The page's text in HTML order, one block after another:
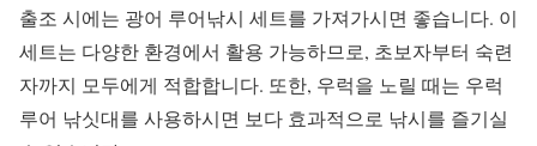
출조 시에는 광어 루어낚시 세트를 가져가시면 좋습니다. 이
세트는 다양한 환경에서 활용 가능하므로, 초보자부터 숙련
자까지 모두에게 적합합니다. 또한, 우럭을 노릴 때는 우럭
루어 낚싯대를 사용하시면 보다 효과적으로 낚시를 즐기실